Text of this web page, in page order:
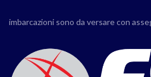
imbarcazioni sono da versare con